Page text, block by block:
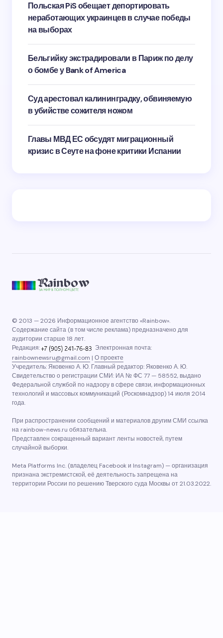
Польская PiS обещает депортировать
неработающих украинцев в случае победы
на выборах
Бельгийку экстрадировали в Париж по делу
о бомбе у Bank of America
Суд арестовал калининградку, обвиняемую
в убийстве сожителя ножом
Главы МВД ЕС обсудят миграционный
кризис в Сеуте на фоне критики Испании
© 2013 — 2026 Информационное агентство «Rainbow».
Содержание сайта (в том числе реклама) предназначено для
аудитории старше 18 лет.
Редакция:
Электронная почта:
rainbownewsru@gmail.com | О проекте
Учредитель: Яковенко А. Ю. Главный редактор: Яковенко А. Ю.
Свидетельство о регистрации СМИ: ИА № ФС 77 — 58552, выдано
Федеральной службой по надзору в сфере связи, информационных
технологий и массовых коммуникаций (Роскомнадзор) 14 июля 2014
года.
При распространении сообщений и материалов другим СМИ ссылка
на rainbow-news.ru обязательна.
Представлен сокращенный вариант ленты новостей, путем
случайной выборки.
Meta Platforms Inc. (владелец Facebook и Instagram) — организация
признана экстремистской, её деятельность запрещена на
территории России по решению Тверского суда Москвы от 21.03.2022.